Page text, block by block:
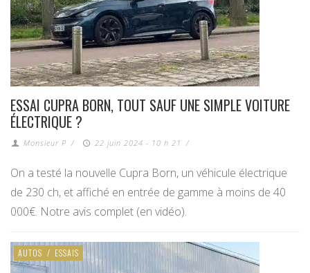
ESSAI CUPRA BORN, TOUT SAUF UNE SIMPLE VOITURE
ÉLECTRIQUE ?
Monsieur P / 22 juin 2024 - 10 h 21 /
On a testé la nouvelle Cupra Born, un véhicule électrique
de 230 ch, et affiché en entrée de gamme à moins de 40
000€. Notre avis complet (en vidéo).
AUTOS / ESSAIS